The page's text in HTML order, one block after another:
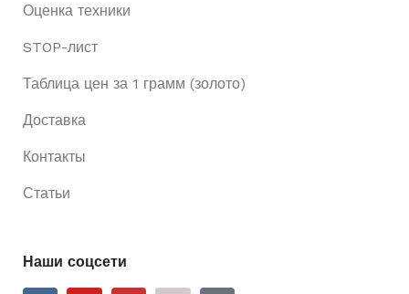
Оценка техники
STOP-лист
Таблица цен за 1 грамм (золото)
Доставка
Контакты
Статьи
Наши соцсети